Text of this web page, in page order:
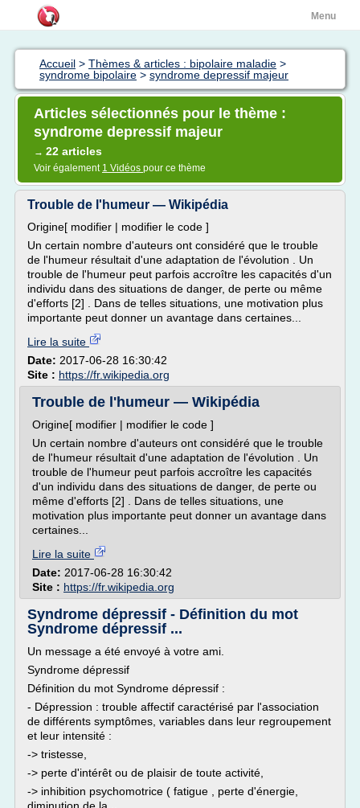
Menu
Accueil > Thèmes & articles : bipolaire maladie >
syndrome bipolaire > syndrome depressif majeur
Articles sélectionnés pour le thème :
syndrome depressif majeur
→ 22 articles
Voir également 1 Vidéos pour ce thème
Trouble de l'humeur — Wikipédia
Origine[ modifier | modifier le code ]
Un certain nombre d'auteurs ont considéré que le trouble
de l'humeur résultait d'une adaptation de l'évolution . Un
trouble de l'humeur peut parfois accroître les capacités d'un
individu dans des situations de danger, de perte ou même
d'efforts [2] . Dans de telles situations, une motivation plus
importante peut donner un avantage dans certaines...
Lire la suite
Date: 2017-06-28 16:30:42
Site : https://fr.wikipedia.org
Trouble de l'humeur — Wikipédia
Origine[ modifier | modifier le code ]
Un certain nombre d'auteurs ont considéré que le trouble
de l'humeur résultait d'une adaptation de l'évolution . Un
trouble de l'humeur peut parfois accroître les capacités
d'un individu dans des situations de danger, de perte ou
même d'efforts [2] . Dans de telles situations, une
motivation plus importante peut donner un avantage dans
certaines...
Lire la suite
Date: 2017-06-28 16:30:42
Site : https://fr.wikipedia.org
Syndrome dépressif - Définition du mot
Syndrome dépressif ...
Un message a été envoyé à votre ami.
Syndrome dépressif
Définition du mot Syndrome dépressif :
- Dépression : trouble affectif caractérisé par l'association
de différents symptômes, variables dans leur regroupement
et leur intensité :
-> tristesse,
-> perte d'intérêt ou de plaisir de toute activité,
-> inhibition psychomotrice ( fatigue , perte d'énergie,